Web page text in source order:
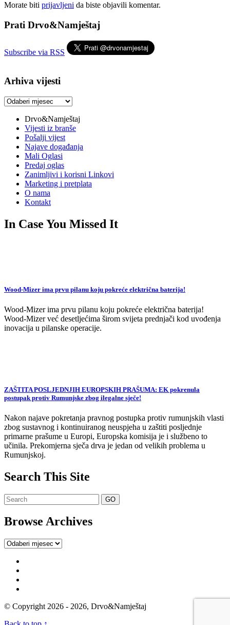
Morate biti prijavljeni da biste objavili komentar.
Prati Drvo&Namještaj
Subscribe via RSS
Arhiva vijesti
Arhiva
Drvo&Namještaj
Vijesti iz branše
Pošalji vijest
Najave događanja
Mali Oglasi
Predaj oglas
Zanimljivi i korisni Linkovi
Marketing i pretplata
O nama
Kontakt
In Case You Missed It
Wood-Mizer ima prvu pilanu koju pokreće električna baterija!
Wood-Mizer ima prvu pilanu koju pokreće električna baterija!
Wood-Mizer već desetljećima širom svijeta prednjači kod uvođenja
inovacija u pilanske operacije.
ZAŠTITA POSLJEDNJIH EUROPSKIH PRAŠUMA: EK pokrenula
postupak protiv Rumunjske zbog ilegalne sječe!
Nakon najave pokretanja pravnog postupka protiv rumunjskih vlasti
zbog sustavnog i kontinuiranog neuspjeha u zaštiti posljednje
primarne prašume u Europi, Europska komisija je i službeno to
učinila. Prekomjerna sječa drva je jedan od velikih problema u
Rumunjskoj.
Search This Site
Browse Archives
Browse
© Copyright 2026 - 2026, Drvo&Namještaj